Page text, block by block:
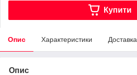
Купити
Опис Характеристики Доставка
Опис